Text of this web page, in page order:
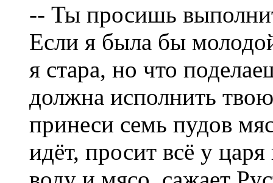
-- Ты просишь
Если я была бы
я стара, но что
должна исполнить
принеси семь пудов
идёт, просит всё у